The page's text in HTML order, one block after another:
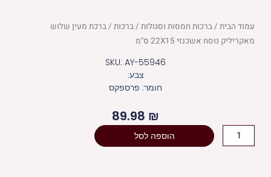
עמוד הבית/ברכות חמסות וסגולות/ברכות/ ברכת מעין שלוש
מאקריליק נוסח אשכנזי 22X15 ס"מ
SKU: AY-55946
צבע:
חומר: פרספקס
89.98 ₪
כמות
של
הוספה לסל